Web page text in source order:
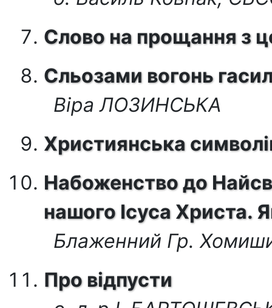
Слово на прощання з
Сльозами вогонь
Віра ЛОЗИНСЬКА
Християнська
Набоженство до
нашого Ісуса Христа.
Блаженний Гр.
Про відпусти